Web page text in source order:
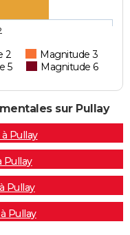
2
Magnitude 3
5 Magnitude 6
sur Pullay
Pullay
Pullay
Pullay
Pullay